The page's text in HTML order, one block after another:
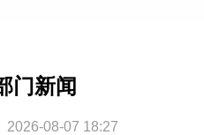
门新闻
2026-08-07 18:27